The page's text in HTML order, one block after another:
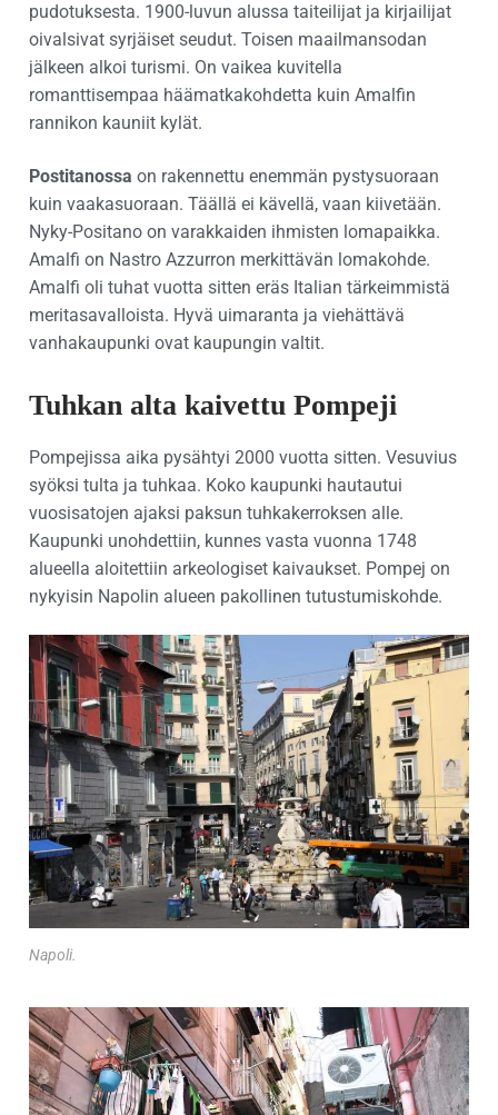
pudotuksesta. 1900-luvun alussa taiteilijat ja kirjailijat
oivalsivat syrjäiset seudut. Toisen maailmansodan
jälkeen alkoi turismi. On vaikea kuvitella
romanttisempaa häämatkakohdetta kuin Amalfin
rannikon kauniit kylät.
Postitanossa on rakennettu enemmän pystysuoraan
kuin vaakasuoraan. Täällä ei kävellä, vaan kiivetään.
Nyky-Positano on varakkaiden ihmisten lomapaikka.
Amalfi on Nastro Azzurron merkittävän lomakohde.
Amalfi oli tuhat vuotta sitten eräs Italian tärkeimmistä
meritasavalloista. Hyvä uimaranta ja viehättävä
vanhakaupunki ovat kaupungin valtit.
Tuhkan alta kaivettu Pompeji
Pompejissa aika pysähtyi 2000 vuotta sitten. Vesuvius
syöksi tulta ja tuhkaa. Koko kaupunki hautautui
vuosisatojen ajaksi paksun tuhkakerroksen alle.
Kaupunki unohdettiin, kunnes vasta vuonna 1748
alueella aloitettiin arkeologiset kaivaukset. Pompej on
nykyisin Napolin alueen pakollinen tutustumiskohde.
Napoli.